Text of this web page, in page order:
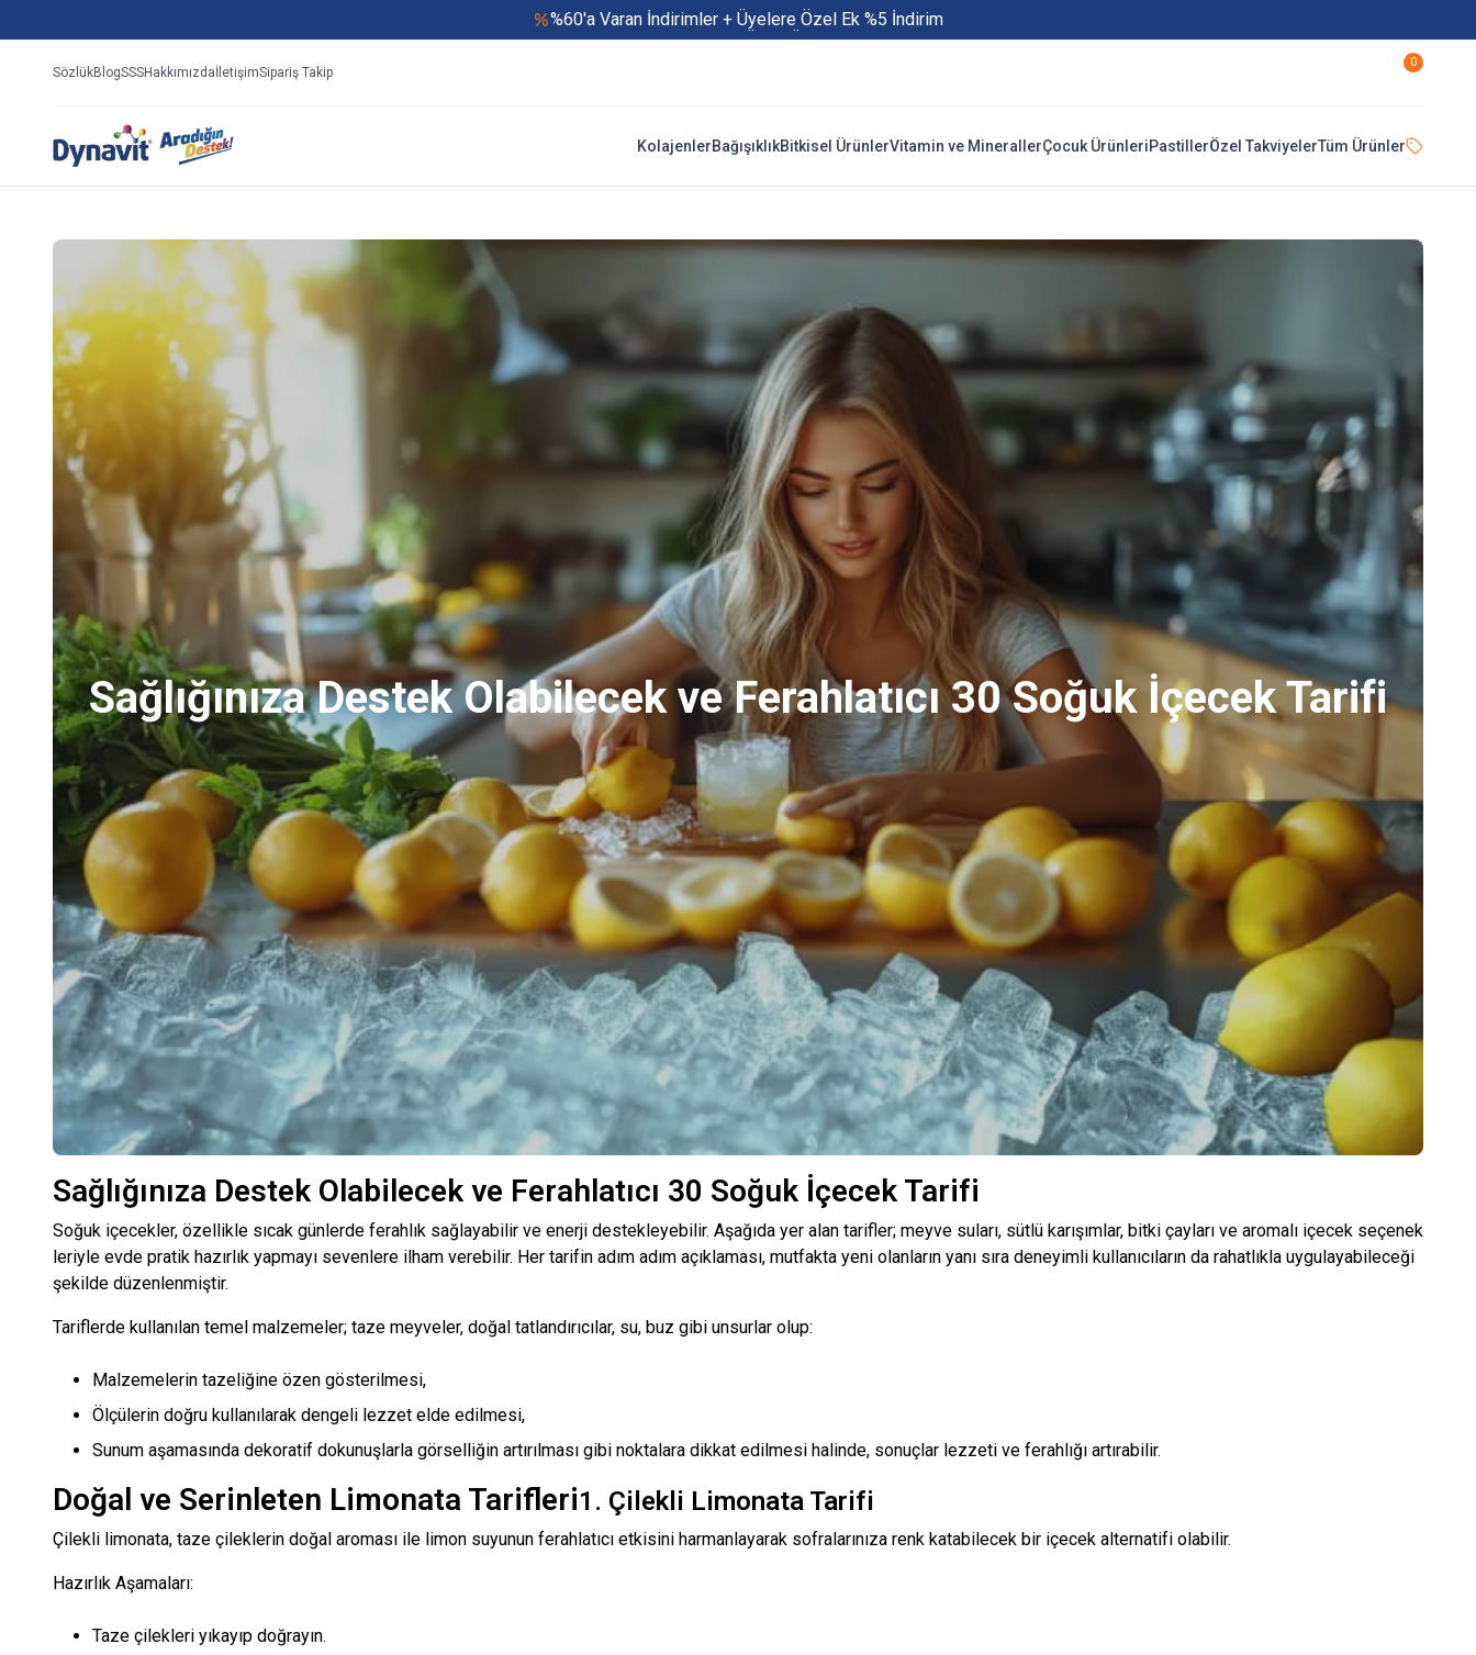
%60'a Varan İndirimler + Üyelere Özel Ek %5 İndirim
Yaz Boyu 500 TL ve Üzeri Ücretsiz Kargo
SözlükBlogSSSHakkımızdaİletişimSipariş Takip
0
KolajenlerBağışıklıkBitkisel ÜrünlerVitamin ve MinerallerÇocuk ÜrünleriPastillerÖzel TakviyelerTüm Ürünler
Sağlığınıza Destek Olabilecek ve Ferahlatıcı 30 Soğuk İçecek Tarifi
Sağlığınıza Destek Olabilecek ve Ferahlatıcı 30 Soğuk İçecek Tarifi
Soğuk içecekler, özellikle sıcak günlerde ferahlık sağlayabilir ve enerji destekleyebilir. Aşağıda yer alan tarifler; meyve suları, sütlü karışımlar, bitki çayları ve aromalı içecek seçenek
leriyle evde pratik hazırlık yapmayı sevenlere ilham verebilir. Her tarifin adım adım açıklaması, mutfakta yeni olanların yanı sıra deneyimli kullanıcıların da rahatlıkla uygulayabileceği
şekilde düzenlenmiştir.
Tariflerde kullanılan temel malzemeler; taze meyveler, doğal tatlandırıcılar, su, buz gibi unsurlar olup:
Malzemelerin tazeliğine özen gösterilmesi,
Ölçülerin doğru kullanılarak dengeli lezzet elde edilmesi,
Sunum aşamasında dekoratif dokunuşlarla görselliğin artırılması gibi noktalara dikkat edilmesi halinde, sonuçlar lezzeti ve ferahlığı artırabilir.
Doğal ve Serinleten Limonata Tarifleri1. Çilekli Limonata Tarifi
Çilekli limonata, taze çileklerin doğal aroması ile limon suyunun ferahlatıcı etkisini harmanlayarak sofralarınıza renk katabilecek bir içecek alternatifi olabilir.
Hazırlık Aşamaları:
Taze çilekleri yıkayıp doğrayın.